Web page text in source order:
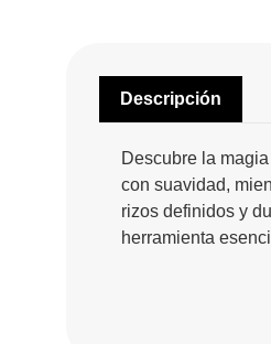
Descripción
Descubre la
con suavidad,
rizos definidos y
herramienta